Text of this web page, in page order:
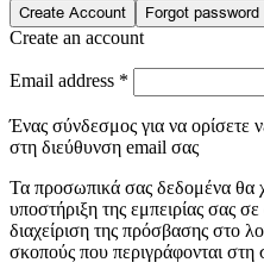
Create Account Forgot password
Create an account
Email address *
Ένας σύνδεσμος για να ορίσετε
στη διεύθυνση email σας
Τα προσωπικά σας δεδομένα θα
υποστήριξη της εμπειρίας σας
διαχείριση της πρόσβασης στο
σκοπούς που περιγράφονται στη